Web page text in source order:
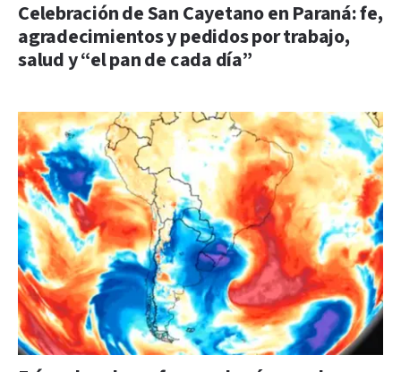
Celebración de San Cayetano en Paraná: fe,
agradecimientos y pedidos por trabajo,
salud y “el pan de cada día”